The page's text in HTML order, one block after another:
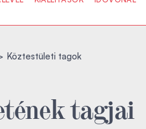
Köztestületi tagok
tagjai